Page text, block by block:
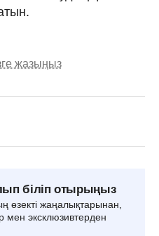
жазыңыз
біліп отырыңыз
өзекті жаңалықтарынан,
мен эксклюзивтерден